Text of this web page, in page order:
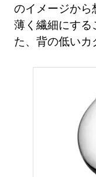
のイメージから
薄く繊細にす
た、背の低いカ